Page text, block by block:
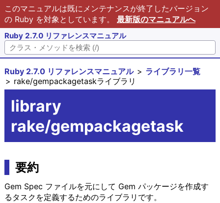
このマニュアルは既にメンテナンスが終了したバージョン
の Ruby を対象としています。 最新版のマニュアルへ
Ruby 2.7.0 リファレンスマニュアル
Ruby 2.7.0 リファレンスマニュアル
ライブラリ一覧
rake/gempackagetaskライブラリ
library
rake/gempackagetask
要約
Gem Spec ファイルを元にして Gem パッケージを作成す
るタスクを定義するためのライブラリです。